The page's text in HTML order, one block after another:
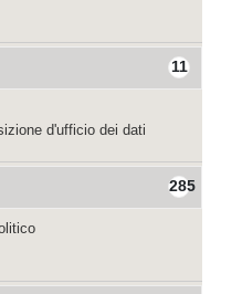
11
d'ufficio dei dati
285